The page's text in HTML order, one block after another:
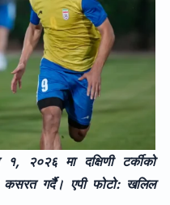
१, २०२६ मा दक्षिणी टर्कीको
कसरत गर्दै। एपी फोटो: खलिल